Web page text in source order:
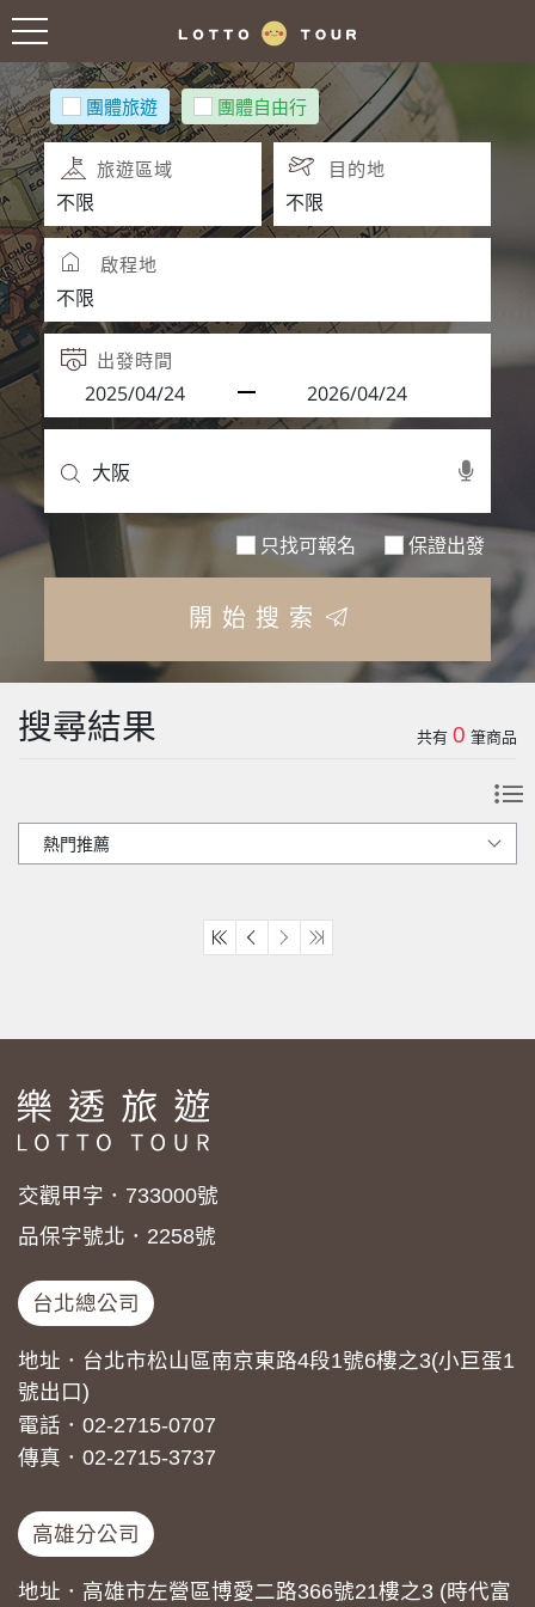
團體旅遊 團體自由行
旅遊區域 目的地
啟程地
出發時間
只找可報名 保證出發
開始搜索
搜尋結果 共有 0 筆商品
交觀甲字．733000號
品保字號北．2258號
台北總公司
地址．台北市松山區南京東路4段1號6樓之3(小巨蛋1
號出口)
電話．02-2715-0707
傳真．02-2715-3737
高雄分公司
地址．高雄市左營區博愛二路366號21樓之3 (時代富